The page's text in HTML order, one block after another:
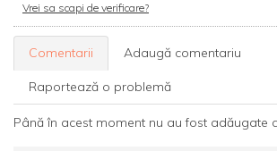
Vrei sa scapi de verificare?
Comentarii Adaugă comentariu
Raportează o problemă
Până în acest moment nu au fost adăugate